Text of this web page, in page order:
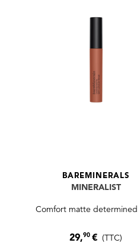
BAREMINERALS
MINERALIST
Comfort matte determined
29,90€ (TTC)